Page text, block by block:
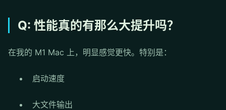
Q: 性能真的有那么大提升吗？
在我的 M1 Mac 上，明显感觉更快。特别是：
启动速度
大文件输出